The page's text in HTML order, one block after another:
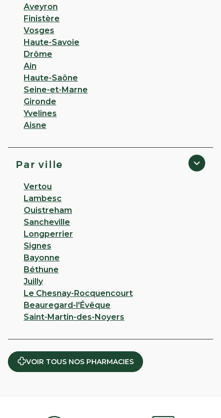
Aveyron
Finistère
Vosges
Haute-Savoie
Drôme
Ain
Haute-Saône
Seine-et-Marne
Gironde
Yvelines
Aisne
Par ville
Vertou
Lambesc
Ouistreham
Sancheville
Longperrier
Signes
Bayonne
Béthune
Juilly
Le Chesnay-Rocquencourt
Beauregard-l'Évêque
Saint-Martin-des-Noyers
VOIR TOUS NOS PHARMACIES